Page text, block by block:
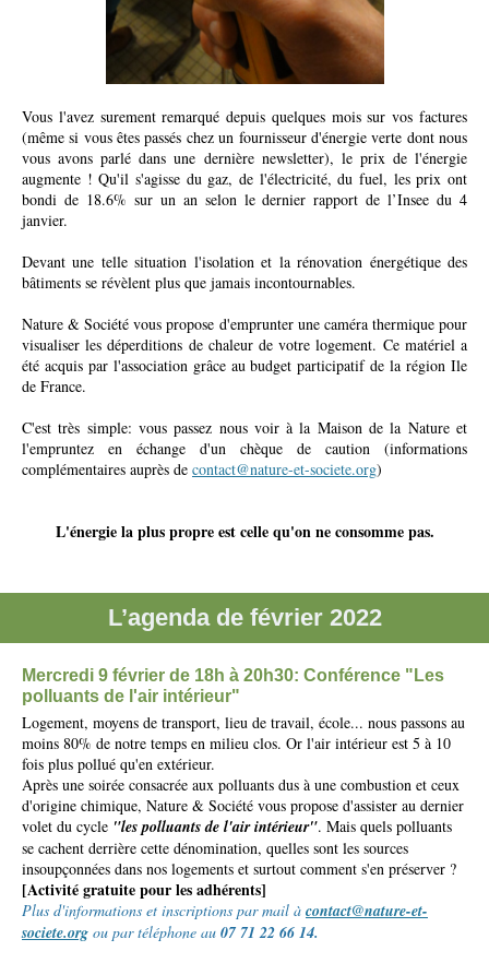
Vous l'avez surement remarquédepuis quelques moissur vos factures
(même si vous êtes passés chez un fournisseur d'énergie verte dont nous
vous avons parlé dans une dernière newsletter), le prix de l'énergie
augmente ! Qu'il s'agisse du gaz, de l'électricité, du fuel, les prix ont
bondi de 18.6% sur un an selon le dernier rapport de l’Insee du 4
janvier.
Devant une telle situation l'isolation et la rénovation énergétique des
bâtiments se révèlent plus que jamais incontournables.
Nature & Société vous propose d'emprunter une caméra thermique pour
visualiser les déperditions de chaleur de votre logement. Ce matériel a
été acquis par l'association grâce au budget participatif dela région Ile
de France.
C'est très simple: vous passez nous voir à la Maison de la Nature et
l'empruntez en échange d'un chèque de caution (informations
complémentaires auprès de contact@nature-et-societe.org)
L'énergie la plus propre est celle qu'on ne consomme pas.
L’agenda de février 2022
Mercredi 9 février de 18h à 20h30: Conférence "Les
polluants de l'air intérieur"
Logement, moyens de transport, lieu de travail, école... nous passons au
moins 80% de notre temps en milieu clos. Or l'air intérieur est 5 à 10
fois plus pollué qu'en extérieur.
Après une soirée consacrée aux polluants dus à une combustion et ceux
d'origine chimique, Nature & Société vous propose d'assister au dernier
volet du cycle "les polluants de l'air intérieur". Mais quels polluants
se cachent derrière cette dénomination, quelles sont les sources
insoupçonnées dans nos logements et surtout comment s'en préserver ?
[Activité gratuite pour les adhérents]
Plus d'informations et inscriptions par mail à contact@nature-et-
societe.org ou par téléphone au 07 71 22 66 14.